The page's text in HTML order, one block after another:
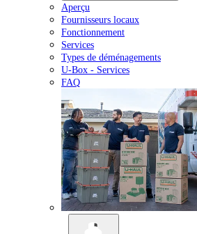
Aperçu
Fournisseurs locaux
Fonctionnement
Services
Types de déménagements
U-Box - Services
FAQ